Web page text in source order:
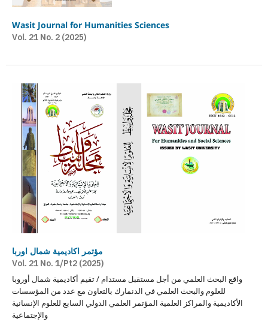
Wasit Journal for Humanities Sciences
Vol. 21 No. 2 (2025)
مؤتمر اكاديمية شمال اوربا
Vol. 21 No. 1/Pt2 (2025)
واقع البحث العلمي من أجل مستقبل مستدام / تقيم أكاديمية شمال أوروبا
للعلوم والبحث العلمي في الدنمارك بالتعاون مع عدد من المؤسسات
الأكاديمية والمراكز العلمية المؤتمر العلمي الدولي السابع للعلوم الإنسانية
والإجتماعية